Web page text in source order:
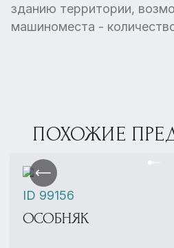
зданию территории,
машиноместа -
ПОХОЖИЕ
ОСОБНЯК
ID 99156